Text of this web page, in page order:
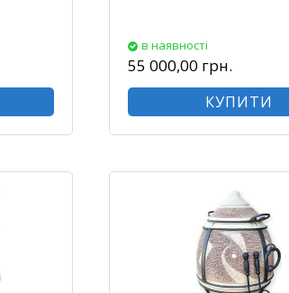
в наявності
55 000,00 грн.
КУПИТИ